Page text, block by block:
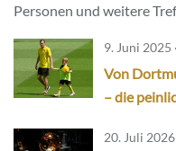
Personen und weitere
9. Juni 2025
Von
– die
20. Juli 2026